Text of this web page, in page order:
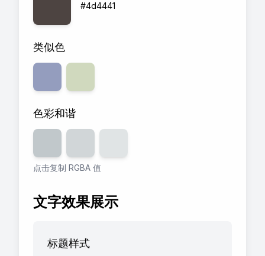
#4d4441
类似色
色彩和谐
透明度 80
透明度
点击复制 RGBA 值
文字效果展示
标题样式